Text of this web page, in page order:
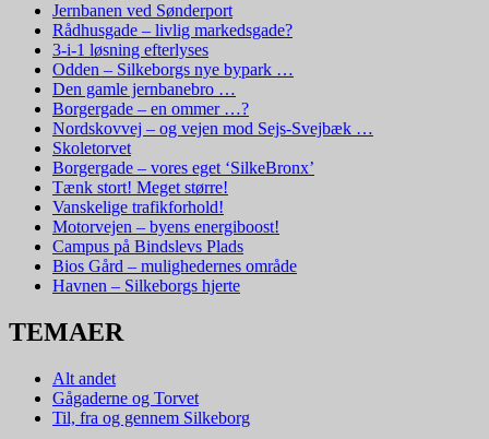
Jernbanen ved Sønderport
Rådhusgade – livlig markedsgade?
3-i-1 løsning efterlyses
Odden – Silkeborgs nye bypark …
Den gamle jernbanebro …
Borgergade – en ommer …?
Nordskovvej – og vejen mod Sejs-Svejbæk …
Skoletorvet
Borgergade – vores eget ‘SilkeBronx’
Tænk stort! Meget større!
Vanskelige trafikforhold!
Motorvejen – byens energiboost!
Campus på Bindslevs Plads
Bios Gård – mulighedernes område
Havnen – Silkeborgs hjerte
TEMAER
Alt andet
Gågaderne og Torvet
Til, fra og gennem Silkeborg